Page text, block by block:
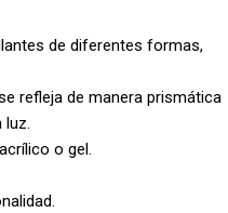
de diferentes formas,
refleja de manera prismática
luz.
o gel.